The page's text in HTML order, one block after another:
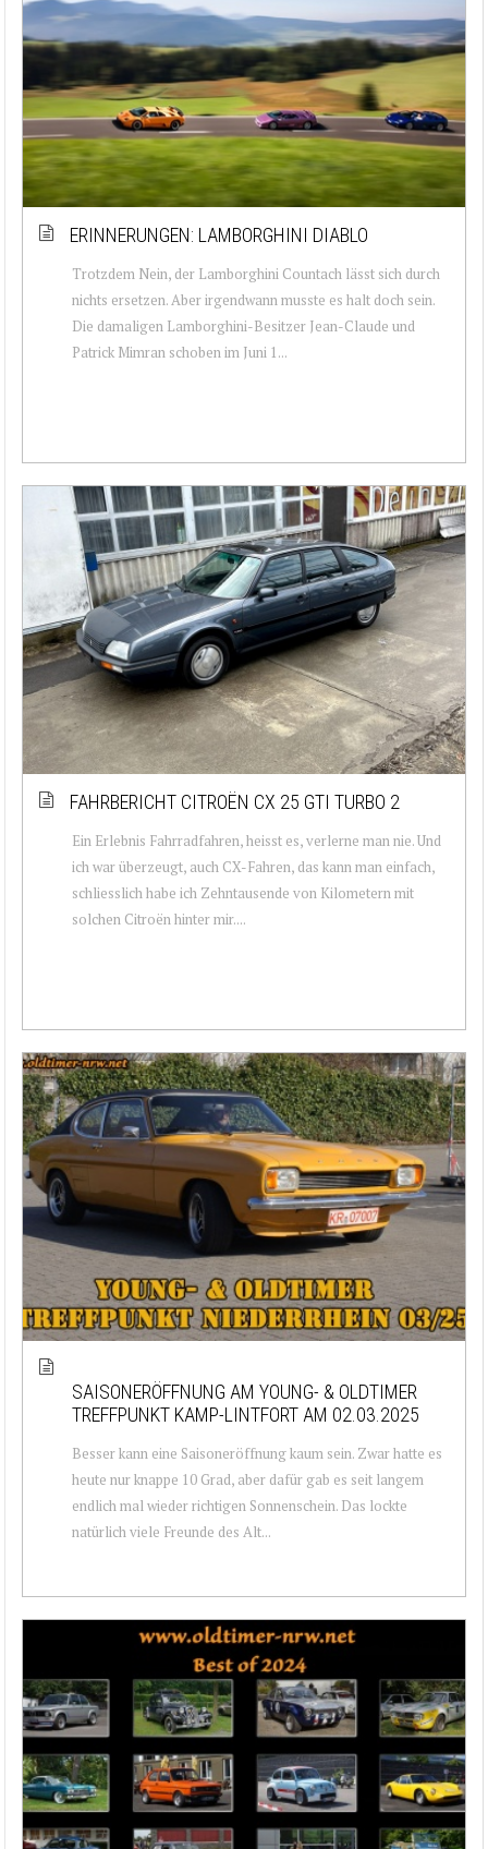
ERINNERUNGEN: LAMBORGHINI DIABLO
Trotzdem Nein, der Lamborghini Countach lässt sich durch
nichts ersetzen. Aber irgendwann musste es halt doch sein.
Die damaligen Lamborghini-Besitzer Jean-Claude und
Patrick Mimran schoben im Juni 1...
FAHRBERICHT CITROËN CX 25 GTI TURBO 2
Ein Erlebnis Fahrradfahren, heisst es, verlerne man nie. Und
ich war überzeugt, auch CX-Fahren, das kann man einfach,
schliesslich habe ich Zehntausende von Kilometern mit
solchen Citroën hinter mir....
SAISONERÖFFNUNG AM YOUNG- & OLDTIMER
TREFFPUNKT KAMP-LINTFORT AM 02.03.2025
Besser kann eine Saisoneröffnung kaum sein. Zwar hatte es
heute nur knappe 10 Grad, aber dafür gab es seit langem
endlich mal wieder richtigen Sonnenschein. Das lockte
natürlich viele Freunde des Alt...